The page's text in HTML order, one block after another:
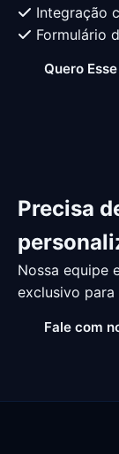
Integração
Formulário
Quero Esse
Precisa
Nossa equipe
exclusivo para
Fale com